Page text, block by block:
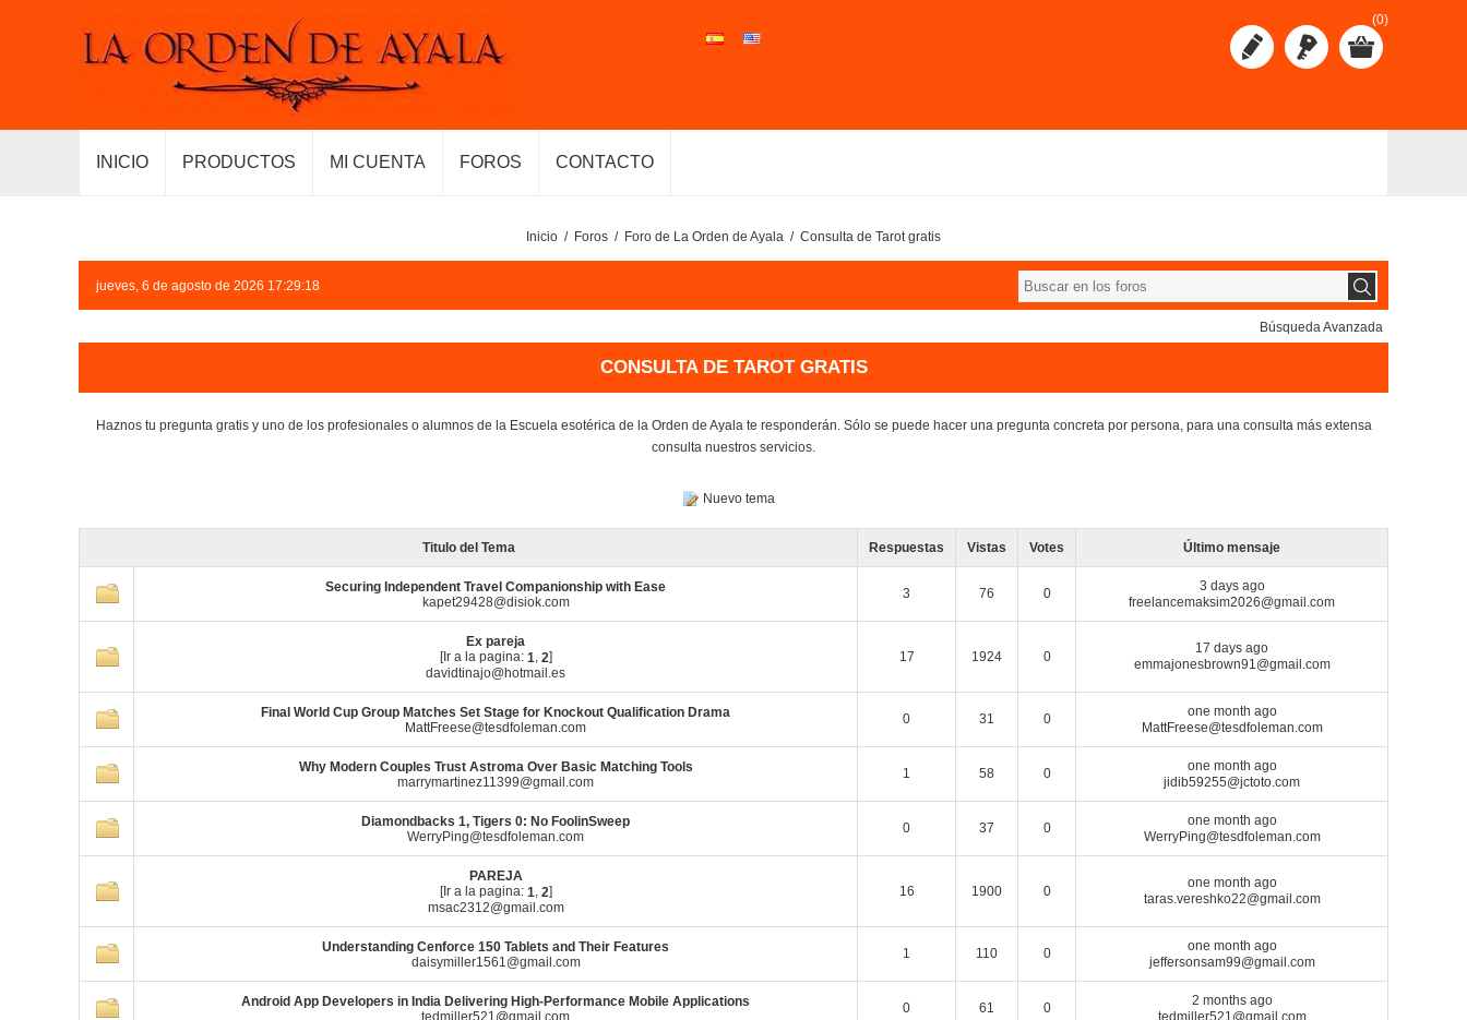
(0)
INICIO PRODUCTOS MI CUENTA FOROS CONTACTO
Inicio / Foros / Foro de La Orden de Ayala / Consulta de Tarot gratis
jueves, 6 de agosto de 2026 17:29:18
Búsqueda Avanzada
CONSULTA DE TAROT GRATIS
Haznos tu pregunta gratis y uno de los profesionales o alumnos de la Escuela esotérica de la Orden de Ayala te responderán. Sólo se puede hacer una pregunta concreta por persona, para una consulta más extensa
consulta nuestros servicios.
Nuevo tema
Titulo del Tema Respuestas Vistas Votes Último mensaje
Securing Independent Travel Companionship with Ease
kapet29428@disiok.com
3 76 0
3 days ago
freelancemaksim2026@gmail.com
Ex pareja
[Ir a la pagina: 1, 2]
davidtinajo@hotmail.es
17 1924 0
17 days ago
emmajonesbrown91@gmail.com
Final World Cup Group Matches Set Stage for Knockout Qualification Drama
MattFreese@tesdfoleman.com
0 31 0
one month ago
MattFreese@tesdfoleman.com
Why Modern Couples Trust Astroma Over Basic Matching Tools
marrymartinez11399@gmail.com
1 58 0
one month ago
jidib59255@jctoto.com
Diamondbacks 1, Tigers 0: No FoolinSweep
WerryPing@tesdfoleman.com
0 37 0
one month ago
WerryPing@tesdfoleman.com
PAREJA
[Ir a la pagina: 1, 2]
msac2312@gmail.com
16 1900 0
one month ago
taras.vereshko22@gmail.com
Understanding Cenforce 150 Tablets and Their Features
daisymiller1561@gmail.com
1 110 0
one month ago
jeffersonsam99@gmail.com
Android App Developers in India Delivering High-Performance Mobile Applications
tedmiller521@gmail.com
0 61 0
2 months ago
tedmiller521@gmail.com